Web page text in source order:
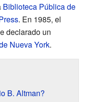
Biblioteca Pública de
. En 1985, el
declarado un
Nueva York.
B. Altman?